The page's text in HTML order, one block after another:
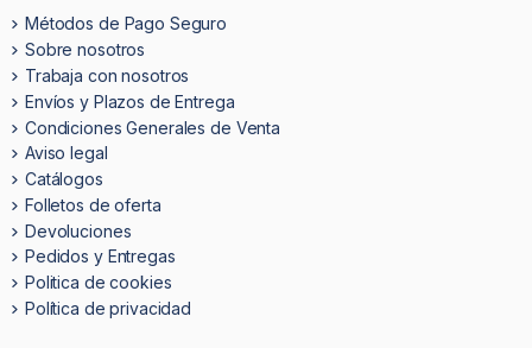
Métodos de Pago Seguro
Sobre nosotros
Trabaja con nosotros
Envíos y Plazos de Entrega
Condiciones Generales de Venta
Aviso legal
Catálogos
Folletos de oferta
Devoluciones
Pedidos y Entregas
Politica de cookies
Política de privacidad